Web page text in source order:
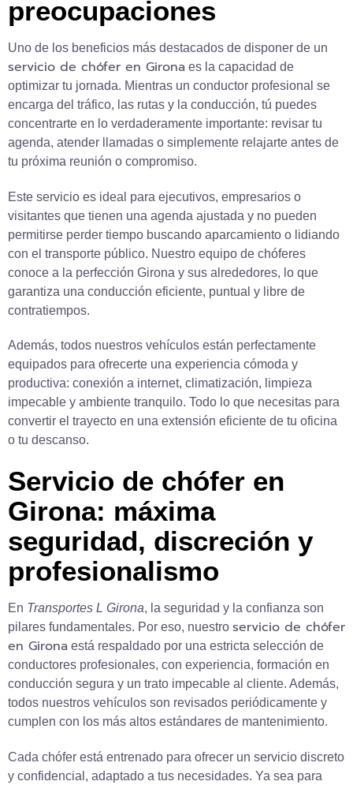
preocupaciones
Uno de los beneficios más destacados de disponer de un
servicio de chófer en Girona es la capacidad de
optimizar tu jornada. Mientras un conductor profesional se
encarga del tráfico, las rutas y la conducción, tú puedes
concentrarte en lo verdaderamente importante: revisar tu
agenda, atender llamadas o simplemente relajarte antes de
tu próxima reunión o compromiso.
Este servicio es ideal para ejecutivos, empresarios o
visitantes que tienen una agenda ajustada y no pueden
permitirse perder tiempo buscando aparcamiento o lidiando
con el transporte público. Nuestro equipo de chóferes
conoce a la perfección Girona y sus alrededores, lo que
garantiza una conducción eficiente, puntual y libre de
contratiempos.
Además, todos nuestros vehículos están perfectamente
equipados para ofrecerte una experiencia cómoda y
productiva: conexión a internet, climatización, limpieza
impecable y ambiente tranquilo. Todo lo que necesitas para
convertir el trayecto en una extensión eficiente de tu oficina
o tu descanso.
Servicio de chófer en
Girona: máxima
seguridad, discreción y
profesionalismo
En Transportes L Girona, la seguridad y la confianza son
pilares fundamentales. Por eso, nuestro servicio de chófer
en Girona está respaldado por una estricta selección de
conductores profesionales, con experiencia, formación en
conducción segura y un trato impecable al cliente. Además,
todos nuestros vehículos son revisados periódicamente y
cumplen con los más altos estándares de mantenimiento.
Cada chófer está entrenado para ofrecer un servicio discreto
y confidencial, adaptado a tus necesidades. Ya sea para